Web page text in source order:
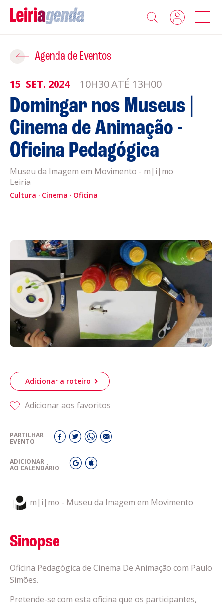
Agenda
Sobre a Leiriagenda
Promotores
Clubes Desportivos
Contactos
Acompanhe a Leiria Agenda
CULTURA
DESPORTO
Agenda de Eventos
15 SET. 2024 10H30 ATÉ 13H00
Domingar nos Museus |
Cinema de Animação -
Oficina Pedagógica
Museu da Imagem em Movimento - m|i|mo
Leiria
Cultura Cinema Oficina
Adicionar a roteiro
Adicionar aos favoritos
PARTILHAR
EVENTO
ADICIONAR
AO CALENDÁRIO
m|i|mo - Museu da Imagem em Movimento
Sinopse
Oficina Pedagógica de Cinema De Animação com Paulo
Simões.
Pretende-se com esta oficina que os participantes,
Adicionar ao Roteiro
ROTEIROS EXISTENTES
CRIAR NOVO